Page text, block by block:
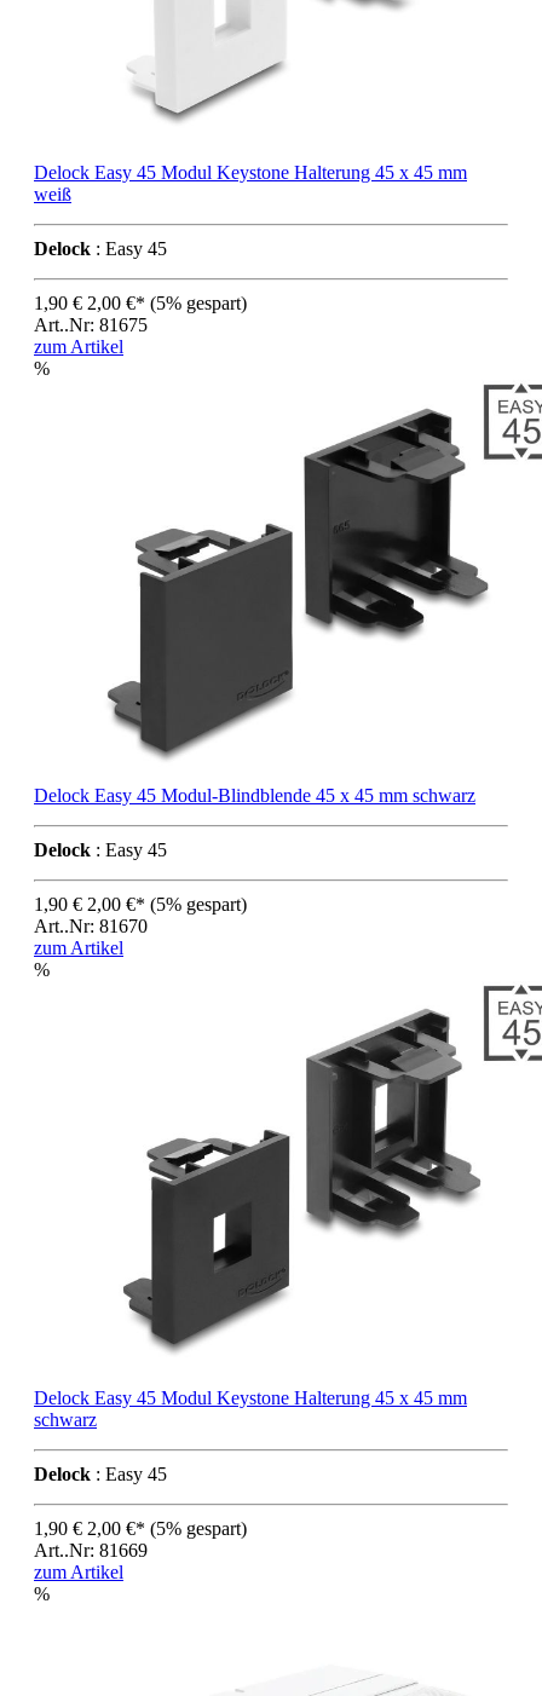
Delock Easy 45 Modul Keystone Halterung 45 x 45 mm
weiß
Delock : Easy 45
1,90 € 2,00 €* (5% gespart)
Art..Nr: 81675
zum Artikel
%
Delock Easy 45 Modul-Blindblende 45 x 45 mm schwarz
Delock : Easy 45
1,90 € 2,00 €* (5% gespart)
Art..Nr: 81670
zum Artikel
%
Delock Easy 45 Modul Keystone Halterung 45 x 45 mm
schwarz
Delock : Easy 45
1,90 € 2,00 €* (5% gespart)
Art..Nr: 81669
zum Artikel
%